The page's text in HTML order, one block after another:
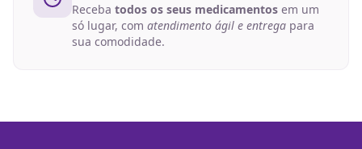
Receba todos os seus medicamentos em um
só lugar, com atendimento ágil e entrega para
sua comodidade.